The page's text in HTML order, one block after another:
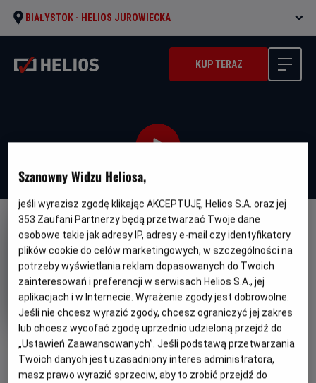
BIAŁYSTOK - HELIOS JUROWIECKA
KUP TERAZ
FILM POLSKI
OBSERWUJ
Gierek
Oryginalny
tytuł
Gierek Gatunek
Dramat / Biograficzny
Minimalny
lat
Czas
trwania
140 min
Kraj
i
rok
produkcji
Polska (2021)
Szanowny Widzu Heliosa,
jeśli wyrazisz zgodę klikając AKCEPTUJĘ, Helios S.A. oraz jej
353 Zaufani Partnerzy będą przetwarzać Twoje dane
osobowe takie jak adresy IP, adresy e-mail czy identyfikatory
plików cookie do celów marketingowych, w szczególności na
potrzeby wyświetlania reklam dopasowanych do Twoich
zainteresowań i preferencji w serwisach Helios S.A., jej
aplikacjach i w Internecie. Wyrażenie zgody jest dobrowolne.
Jeśli nie chcesz wyrazić zgody, chcesz ograniczyć jej zakres
lub chcesz wycofać zgodę uprzednio udzieloną przejdź do
„Ustawień Zaawansowanych”. Jeśli podstawą przetwarzania
Twoich danych jest uzasadniony interes administratora,
masz prawo wyrazić sprzeciw, aby to zrobić przejdź do